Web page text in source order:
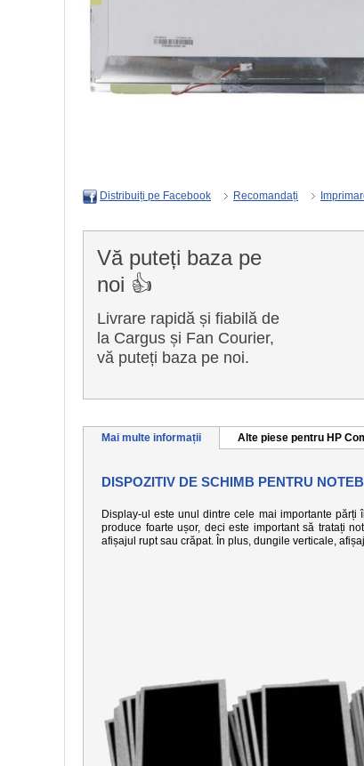
Distribuiți pe Facebook Recomandați
Vă puteți baza pe
noi 👍
Livrare rapidă și fiabilă de
la Cargus și Fan Courier,
vă puteți baza pe noi.
Mai multe informații Alte piese pentru HP
DISPOZITIV DE SCHIMB PENTRU
Display-ul este unul dintre cele mai importante
produce foarte ușor, deci este important să tratați
afișajul rupt sau crăpat. În plus, dungile verticale,